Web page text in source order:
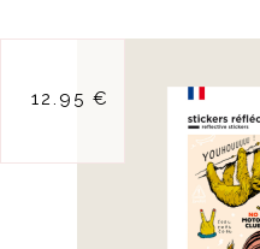
12.95 €